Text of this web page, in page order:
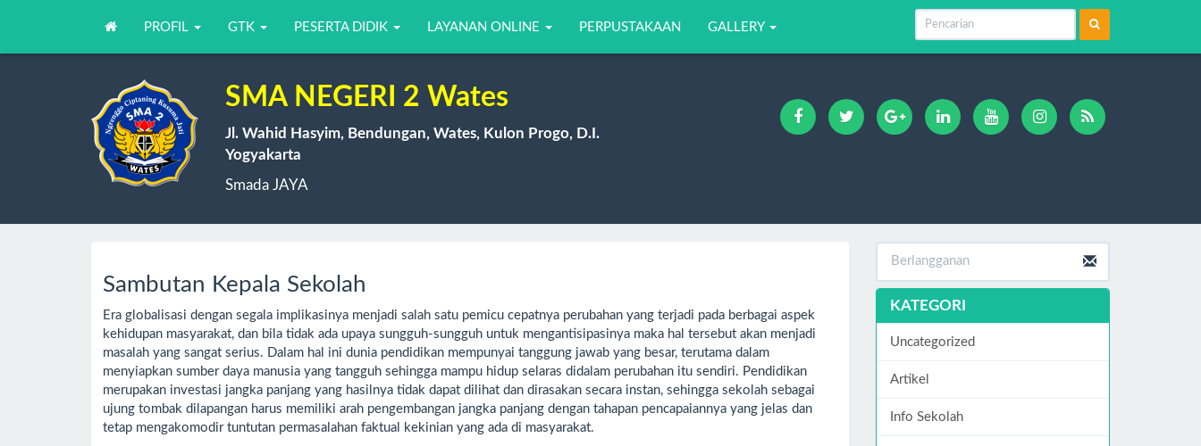
PROFIL GTK PESERTA DIDIK LAYANAN ONLINE PERPUSTAKAAN GALLERY
SMA NEGERI 2 Wates
Jl. Wahid Hasyim, Bendungan, Wates, Kulon Progo, D.I.
Yogyakarta
Smada JAYA
Sambutan Kepala Sekolah
Era globalisasi dengan segala implikasinya menjadi salah satu pemicu cepatnya perubahan yang terjadi pada berbagai aspek
kehidupan masyarakat, dan bila tidak ada upaya sungguh-sungguh untuk mengantisipasinya maka hal tersebut akan menjadi
masalah yang sangat serius. Dalam hal ini dunia pendidikan mempunyai tanggung jawab yang besar, terutama dalam
menyiapkan sumber daya manusia yang tangguh sehingga mampu hidup selaras didalam perubahan itu sendiri. Pendidikan
merupakan investasi jangka panjang yang hasilnya tidak dapat dilihat dan dirasakan secara instan, sehingga sekolah sebagai
ujung tombak dilapangan harus memiliki arah pengembangan jangka panjang dengan tahapan pencapaiannya yang jelas dan
tetap mengakomodir tuntutan permasalahan faktual kekinian yang ada di masyarakat.
KATEGORI
Uncategorized
Artikel
Info Sekolah